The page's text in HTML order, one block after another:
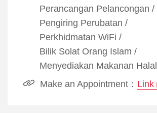
Perancangan Pelancongan /
Pengiring Perubatan /
Perkhidmatan WiFi /
Bilik Solat Orang Islam /
Menyediakan Makanan Halal
Make an Appointment： Link